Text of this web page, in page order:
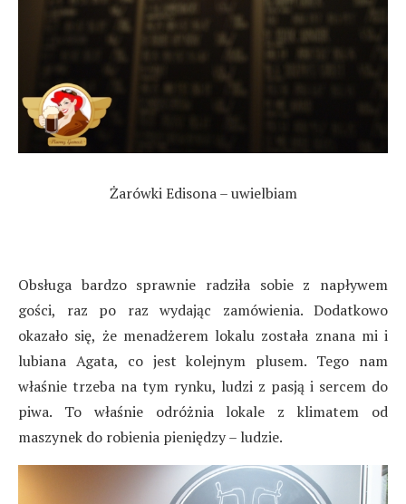
Żarówki Edisona – uwielbiam
Obsługa bardzo sprawnie radziła sobie z napływem
gości, raz po raz wydając zamówienia. Dodatkowo
okazało się, że menadżerem lokalu została znana mi i
lubiana Agata, co jest kolejnym plusem. Tego nam
właśnie trzeba na tym rynku, ludzi z pasją i sercem do
piwa. To właśnie odróżnia lokale z klimatem od
maszynek do robienia pieniędzy – ludzie.